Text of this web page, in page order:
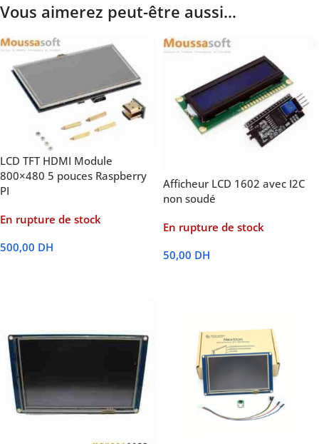
Vous aimerez peut-être aussi…
LCD TFT HDMI Module
800×480 5 pouces Raspberry
PI
En rupture de stock
500,00 DH
Afficheur LCD 1602 avec I2C
non soudé
En rupture de stock
50,00 DH